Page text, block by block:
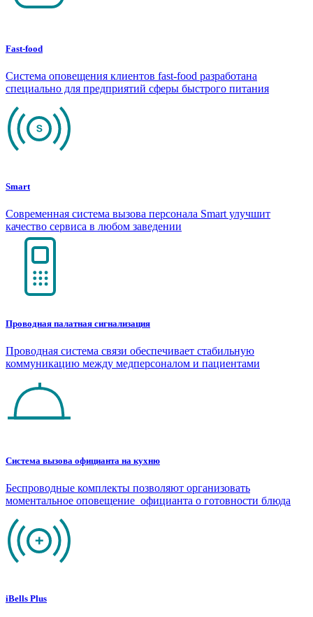
Fast-food
Система оповещения клиентов fast-food разработана
специально для предприятий сферы быстрого питания
Smart
Современная система вызова персонала Smart улучшит
качество сервиса в любом заведении
Проводная палатная сигнализация
Проводная система связи обеспечивает стабильную
коммуникацию между медперсоналом и пациентами
Система вызова официанта на кухню
Беспроводные комплекты позволяют организовать
моментальное оповещение официанта о готовности блюда
iBells Plus